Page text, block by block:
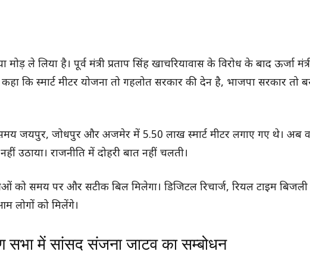
ले लिया है। पूर्व मंत्री प्रताप सिंह खाचरियावास के विरोध के बाद ऊर्जा
कहा कि स्मार्ट मीटर योजना तो गहलोत सरकार की देन है, भाजपा सरकार
समय जयपुर, जोधपुर और अजमेर में 5.50 लाख स्मार्ट मीटर लगाए गए थे। अब
उठाया। राजनीति में दोहरी बात नहीं चलती।
को समय पर और सटीक बिल मिलेगा। डिजिटल रिचार्ज, रियल टाइम
लोगों को मिलेंगे।
सभा में सांसद संजना जाटव का सम्बोधन